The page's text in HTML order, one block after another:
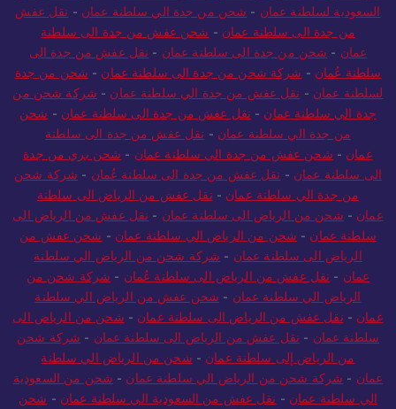
السعودية لسلطنة عمان - شحن من جدة الي سلطنة عمان - نقل عفش
من جدة الى سلطنة عمان - شحن عفش من جدة الى سلطنة
عمان - شحن من جدة الى سلطنة عمان - نقل عفش من جدة الى
سلطنة عُمان - شركة شحن من جدة الى سلطنة عمان - شحن من جدة
لسلطنة عمان - نقل عفش من جدة الي سلطنة عمان - شركة شحن من
جدة الي سلطنة عمان - نقل عفش من جدة الى سلطنة عمان - شحن
من جدة الي سلطنة عمان - نقل عفش من جدة الى سلطنة
عمان - شحن عفش من جدة الي سلطنة عمان - شحن بري من جدة
الى سلطنة عمان - نقل عفش من جدة الى سلطنة عُمان - شركة شحن
من جدة الي سلطنة عمان - نقل عفش من الرياض الى سلطنة
عمان - شحن من الرياض الى سلطنة عمان - نقل عفش من الرياض الى
سلطنة عمان - شحن من الرياض الي سلطنة عمان - شحن عفش من
الرياض الى سلطنة عمان - شركة شحن من الرياض الي سلطنة
عمان - نقل عفش من الرياض الى سلطنة عُمان - شركة شحن من
الرياض الي سلطنة عمان - شحن عفش من الرياض الي سلطنة
عمان - نقل عفش من الرياض الى سلطنة عمان - شحن من الرياض الى
سلطنة عمان - نقل عفش من الرياض الى سلطنة عمان - شركة شحن
من الرياض إلى سلطنة عمان - شحن من الرياض الي سلطنة
عمان - شركة شحن من الرياض الي سلطنة عمان - شحن من السعودية
الي سلطنة عمان - نقل عفش من السعودية الي سلطنة عمان - شحن